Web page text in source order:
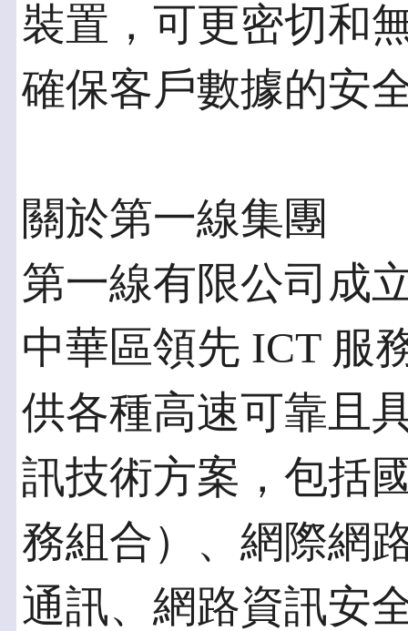
裝置，可更密切和
確保客戶數據的安
關於第一線集團
第一線有限公司成
中華區領先 ICT 服
供各種高速可靠且
訊技術方案，包括
務組合）、網際網
通訊、網路資訊安